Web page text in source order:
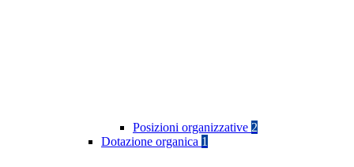
Posizioni organizzative 2
Dotazione organica 1